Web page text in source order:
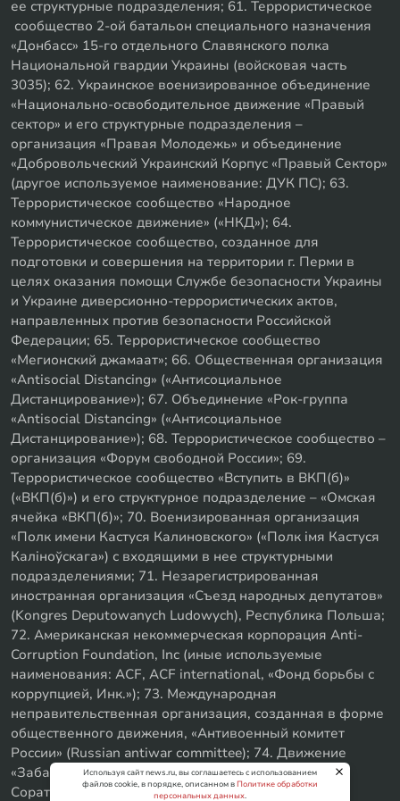
ее структурные подразделения; 61. Террористическое
сообщество 2-ой батальон специального назначения
«Донбасс» 15-го отдельного Славянского полка
Национальной гвардии Украины (войсковая часть
3035); 62. Украинское военизированное объединение
«Национально-освободительное движение «Правый
сектор» и его структурные подразделения –
организация «Правая Молодежь» и объединение
«Добровольческий Украинский Корпус «Правый Сектор»
(другое используемое наименование: ДУК ПС); 63.
Террористическое сообщество «Народное
коммунистическое движение» («НКД»); 64.
Террористическое сообщество, созданное для
подготовки и совершения на территории г. Перми в
целях оказания помощи Службе безопасности Украины
и Украине диверсионно-террористических актов,
направленных против безопасности Российской
Федерации; 65. Террористическое сообщество
«Мегионский джамаат»; 66. Общественная организация
«Antisocial Distancing» («Антисоциальное
Дистанцирование»); 67. Объединение «Рок-группа
«Antisocial Distancing» («Антисоциальное
Дистанцирование»); 68. Террористическое сообщество –
организация «Форум свободной России»; 69.
Террористическое сообщество «Вступить в ВКП(б)»
(«ВКП(б)») и его структурное подразделение – «Омская
ячейка «ВКП(б)»; 70. Военизированная организация
«Полк имени Кастуся Калиновского» («Полк iмя Кастуся
Калiноўскага») с входящими в нее структурными
подразделениями; 71. Незарегистрированная
иностранная организация «Съезд народных депутатов»
(Kongres Deputowanych Ludowych), Республика Польша;
72. Американская некоммерческая корпорация Anti-
Corruption Foundation, Inc (иные используемые
наименования: ACF, ACF international, «Фонд борьбы с
коррупцией, Инк.»); 73. Международная
неправительственная организация, созданная в форме
общественного движения, «Антивоенный комитет
России» (Russian antiwar committee); 74. Движение
«Забайкальское левое объединение»; 75. «SxE
Соратники с Уфы»
Используя сайт news.ru, вы соглашаетесь с использованием
файлов cookie, в порядке, описанном вПолитике обработки
персональных данных.